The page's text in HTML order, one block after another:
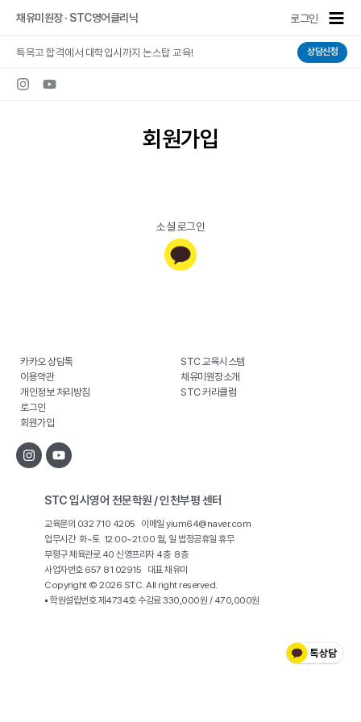
건너뛰기채유미원장 · STC영어클리닉 로그인
Main
특목고 합격에서 대학입시까지 논스탑 교육! 상담신청
회원가입
소셜 로그인
카카오 상담톡
이용약관
개인정보 처리방침
로그인
회원가입
STC 교육시스템
채유미원장소개
STC 커리큘럼
STC 입시영어 전문학원 / 인천부평 센터
교육문의 032 710 4205 이메일 yium64@naver.com
업무시간 화~토 12:00~21:00 월, 일 법정공휴일 휴무
부평구 체육관로 40 신영프라자 4층 8층
사업자번호 657 81 02915 대표 채유미
Copyright © 2026 STC. All right reserved.
▪ 학원설립번호 제4734호 수강료 330,000원 / 470,000원